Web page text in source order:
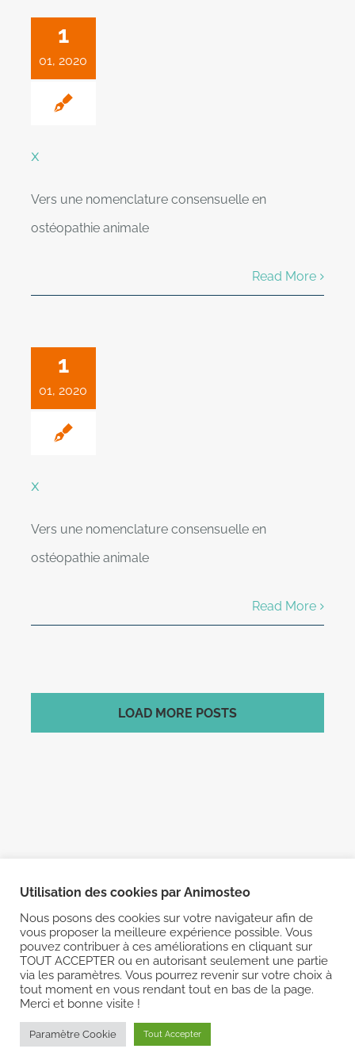
1
01, 2020
x
Vers une nomenclature consensuelle en
ostéopathie animale
Read More
1
01, 2020
x
Vers une nomenclature consensuelle en
ostéopathie animale
Read More
LOAD MORE POSTS
© Copyright2026ANIMOSTEO | TOUS DROITS RÉSERVÉS |
Mentions légales|CGV
Utilisation des cookies par Animosteo
Nous posons des cookies sur votre navigateur afin de
vous proposer la meilleure expérience possible. Vous
pouvez contribuer à ces améliorations en cliquant sur
TOUT ACCEPTER ou en autorisant seulement une partie
via les paramètres. Vous pourrez revenir sur votre choix à
tout moment en vous rendant tout en bas de la page.
Merci et bonne visite !
Paramètre Cookie Tout Accepter